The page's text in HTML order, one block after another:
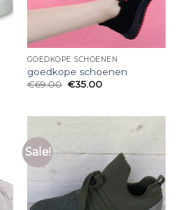
GOEDKOPE SCHOENEN
goedkope schoenen
€69.00 €35.00
Sale!